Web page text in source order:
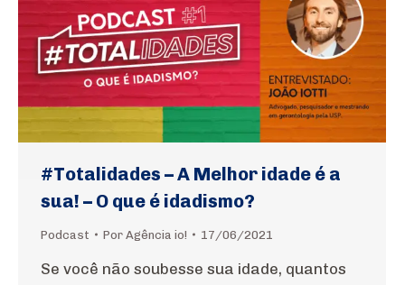
#Totalidades – A Melhor idade é a
sua! – O que é idadismo?
Podcast Por Agência io! 17/06/2021
Se você não soubesse sua idade, quantos